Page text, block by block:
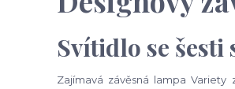
Svítidlo se šesti
Zajímavá závěsná lampa